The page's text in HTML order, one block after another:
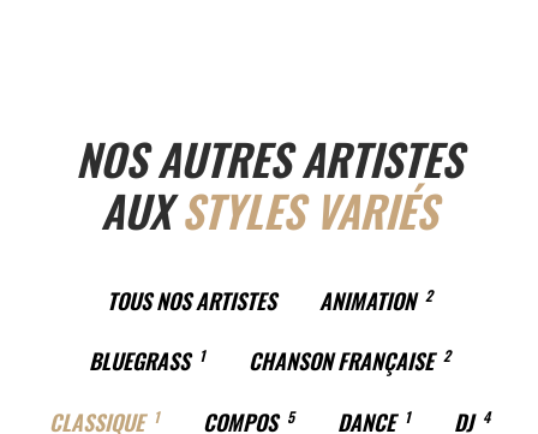
NOS AUTRES ARTISTES
AUXSTYLES VARIÉS
TOUS NOS ARTISTES ANIMATION 2
BLUEGRASS 1 CHANSON FRANÇAISE 2
CLASSIQUE 1 COMPOS 5 DANCE 1 DJ 4